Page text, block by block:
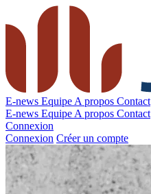
E-news Equipe A propos Contact
E-news Equipe A propos Contact
Connexion
Connexion Créer un compte